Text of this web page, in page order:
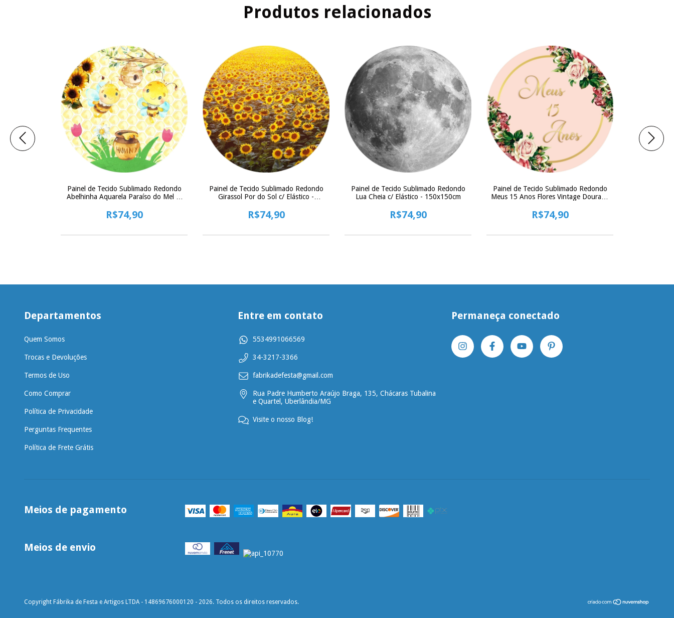
Produtos relacionados
Painel de Tecido Sublimado Redondo
Abelhinha Aquarela Paraíso do Mel c/
R$74,90
Painel de Tecido Sublimado Redondo
Girassol Por do Sol c/ Elástico -
R$74,90
Painel de Tecido Sublimado Redondo
Lua Cheia c/ Elástico - 150x150cm
R$74,90
Painel de Tecido Sublimado Redondo
Meus 15 Anos Flores Vintage Dourado
R$74,90
Departamentos
Quem Somos
Trocas e Devoluções
Termos de Uso
Como Comprar
Política de Privacidade
Perguntas Frequentes
Política de Frete Grátis
Entre em contato
5534991066569
34-3217-3366
fabrikadefesta@gmail.com
Rua Padre Humberto Araújo Braga, 135, Chácaras Tubalina
e Quartel, Uberlândia/MG
Visite o nosso Blog!
Permaneça conectado
Meios de pagamento
Meios de envio
Copyright Fábrika de Festa e Artigos LTDA - 14869676000120 - 2026. Todos os direitos reservados.